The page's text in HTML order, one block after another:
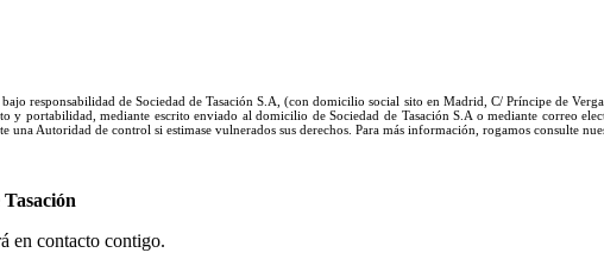
responsabilidad de Sociedad de Tasación S.A, (con domicilio social sito en Madrid, C/ Príncipe de
y portabilidad, mediante escrito enviado al domicilio de Sociedad de Tasación S.A o mediante correo
una Autoridad de control si estimase vulnerados sus derechos. Para más información, rogamos consulte
en contacto contigo.